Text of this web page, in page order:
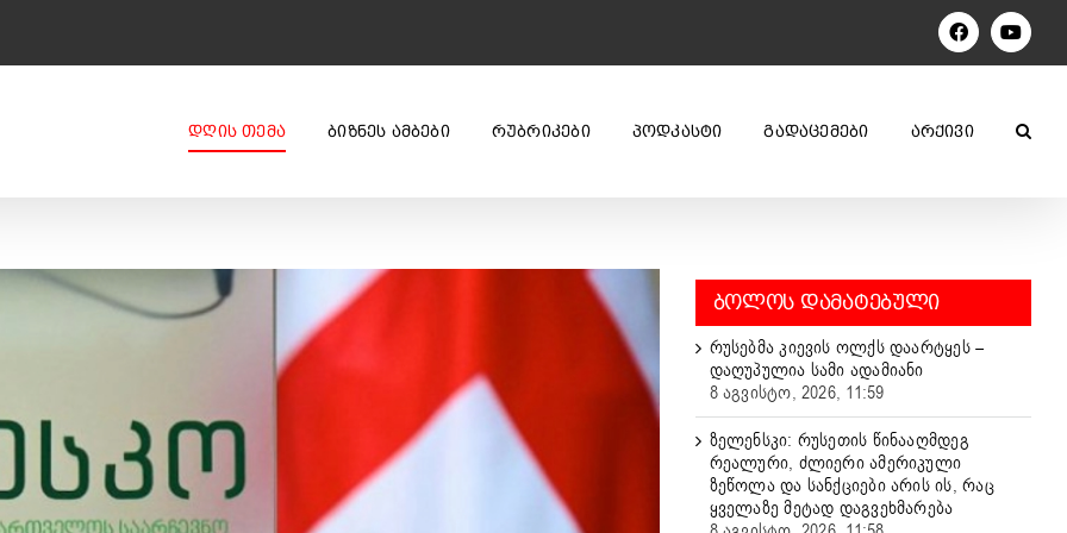
Facebook
ᲓᲦᲘᲡ ᲗᲔᲛᲐ ᲑᲘᲖᲜᲔᲡ ᲐᲛᲑᲔᲑᲘ ᲠᲣᲑᲠᲘᲙᲔᲑᲘ ᲞᲝᲓᲙᲐᲡᲢᲘ ᲒᲐᲓᲐᲪᲔᲛᲔᲑᲘ ᲐᲠᲥᲘᲕᲘ
ᲑᲝᲚᲝᲡ ᲓᲐᲛᲐᲢᲔᲑᲣᲚᲘ
რუსებმა კიევის ოლქს დაარტყეს –
დაღუპულია სამი ადამიანი
8 აგვისტო, 2026, 11:59
ზელენსკი: რუსეთის წინააღმდეგ
რეალური, ძლიერი ამერიკული
ზეწოლა და სანქციები არის ის, რაც
ყველაზე მეტად დაგვეხმარება